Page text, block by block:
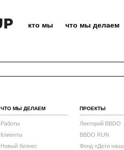
кто мы что мы делаем
ЧТО МЫ ДЕЛАЕМ
Работы
Клиенты
Новый бизнес
ПРОЕКТЫ
Лекторий BBDO
BBDO RUN
Фонд «Дети